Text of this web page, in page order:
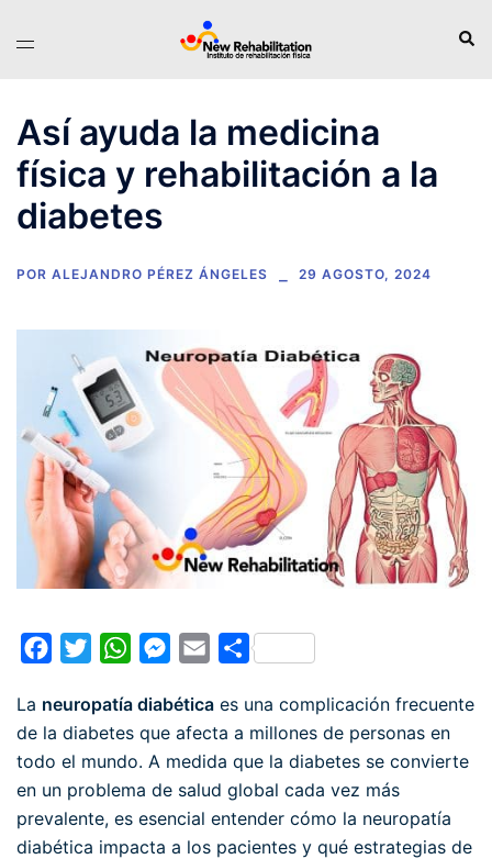
Alternar
Así ayuda la medicina
física y rehabilitación a la
diabetes
POR ALEJANDRO PÉREZ ÁNGELES 29 AGOSTO, 2024
FacebookTwitterWhatsAppMessenger
EmailCompartir
La neuropatía diabética es una complicación frecuente
de la diabetes que afecta a millones de personas en
todo el mundo. A medida que la diabetes se convierte
en un problema de salud global cada vez más
prevalente, es esencial entender cómo la neuropatía
diabética impacta a los pacientes y qué estrategias de